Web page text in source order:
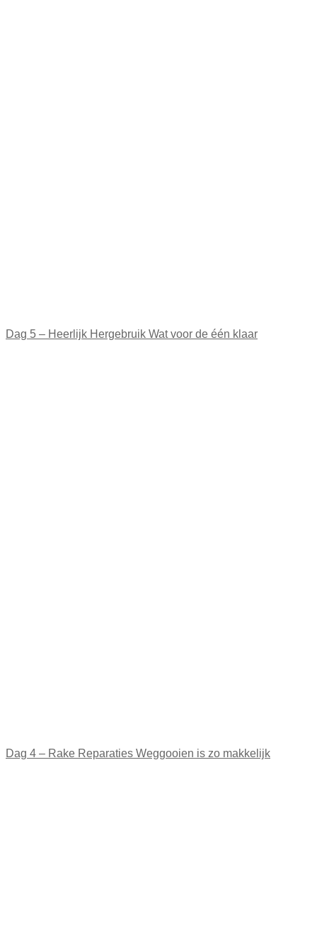
Dag 5 – Heerlijk Hergebruik Wat voor de één klaar
Dag 4 – Rake Reparaties Weggooien is zo makkelijk